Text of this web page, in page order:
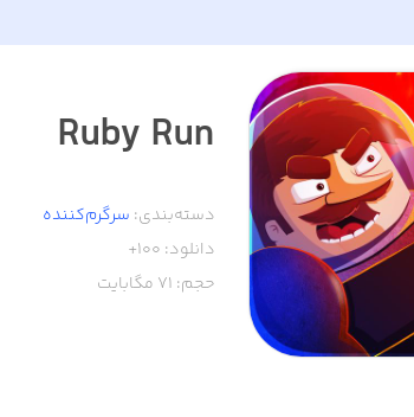
Ruby Run
دسته‌بندی: سرگرم‌کننده
دانلود: 100+
حجم: 71 مگابایت